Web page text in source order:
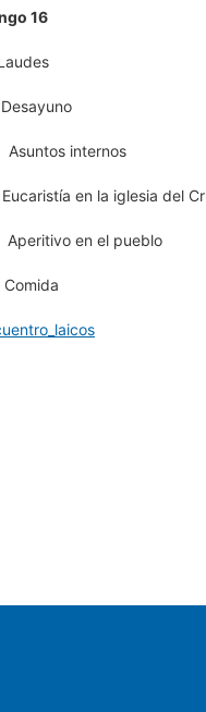
16
Asuntos internos
en la iglesia del
Aperitivo en el pueblo